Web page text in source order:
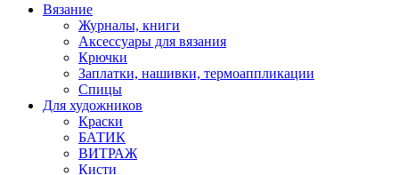
Вязание
Журналы, книги
Аксессуары для вязания
Крючки
Заплатки, нашивки, термоаппликации
Спицы
Для художников
Краски
БАТИК
ВИТРАЖ
Кисти